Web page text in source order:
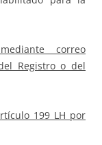
correo
Registro o del
199 LH por